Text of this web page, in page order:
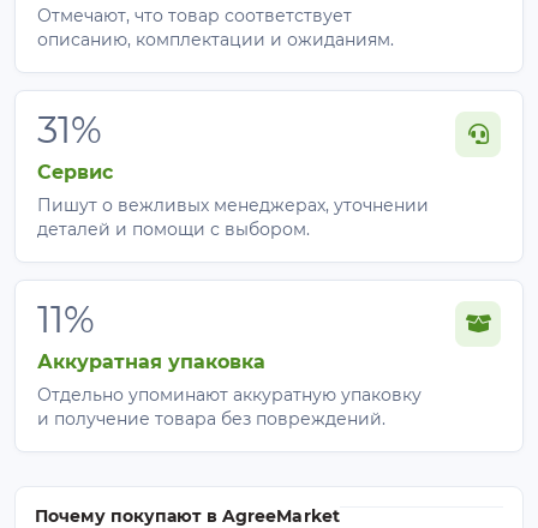
Отмечают, что товар соответствует
описанию, комплектации и ожиданиям.
31%
Сервис
Пишут о вежливых менеджерах, уточнении
деталей и помощи с выбором.
11%
Аккуратная упаковка
Отдельно упоминают аккуратную упаковку
и получение товара без повреждений.
Почему покупают в AgreeMarket